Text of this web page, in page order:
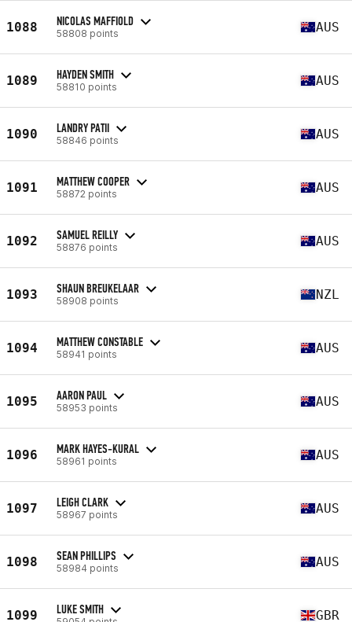
1088 NICOLAS MAFFIOLD
58808 points AUS
1089 HAYDEN SMITH
58810 points AUS
1090 LANDRY PATII
58846 points AUS
1091 MATTHEW COOPER
58872 points AUS
1092 SAMUEL REILLY
58876 points AUS
1093 SHAUN BREUKELAAR
58908 points NZL
1094 MATTHEW CONSTABLE
58941 points AUS
1095 AARON PAUL
58953 points AUS
1096 MARK HAYES-KURAL
58961 points AUS
1097 LEIGH CLARK
58967 points AUS
1098 SEAN PHILLIPS
58984 points AUS
1099 LUKE SMITH GBR